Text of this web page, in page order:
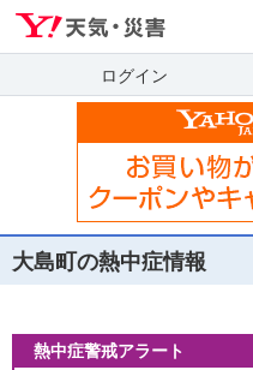
ログイン
大島町の熱中症情報
熱中症警戒アラート